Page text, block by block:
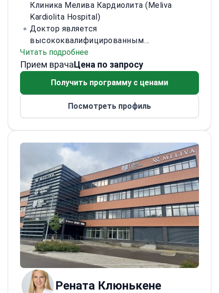
Клиника Мелива Кардиолита (Meliva
Kardiolita Hospital)
Доктор является
высококвалифицированным
офтальмологом с обширным опытом в
диагностике и лечении заболеваний глаз.
Специализируясь на хирургии катаракты и
рефракционной хирургии, доктор провел
сертифицирован и признан за вклад в
участвует в клинических исследованиях,
сосредотачиваясь на инновационных
методах лечения глаукомы и возрастной
макулярной дегенерации.<\/p>
Читать подробнее
Прием врачаЦена по запросу
Получить программу с ценами
Посмотреть профиль
Рената Клюнькене